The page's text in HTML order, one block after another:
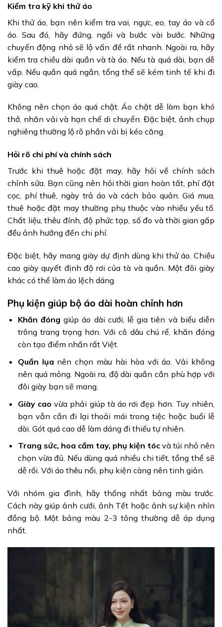
Kiểm tra kỹ khi thử áo
Khi thử áo, bạn nên kiểm tra vai, ngực, eo, tay áo và cổ
áo. Sau đó, hãy đứng, ngồi và bước vài bước. Những
chuyển động nhỏ sẽ lộ vấn đề rất nhanh. Ngoài ra, hãy
kiểm tra chiều dài quần và tà áo. Nếu tà quá dài, bạn dễ
vấp. Nếu quần quá ngắn, tổng thể sẽ kém tinh tế khi đi
giày cao.
Không nên chọn áo quá chật. Áo chật dễ làm bạn khó
thở, nhăn vải và hạn chế di chuyển. Đặc biệt, ảnh chụp
nghiêng thường lộ rõ phần vải bị kéo căng.
Hỏi rõ chi phí và chính sách
Trước khi thuê hoặc đặt may, hãy hỏi về chính sách
chỉnh sửa. Bạn cũng nên hỏi thời gian hoàn tất, phí đặt
cọc, phí thuê, ngày trả áo và cách bảo quản. Giá mua,
thuê hoặc đặt may thường phụ thuộc vào nhiều yếu tố.
Chất liệu, thêu đính, độ phức tạp, số đo và thời gian gấp
đều ảnh hưởng đến chi phí.
Đặc biệt, hãy mang giày dự định dùng khi thử áo. Chiều
cao giày quyết định độ rơi của tà và quần. Một đôi giày
khác có thể làm áo lệch dáng.
Phụ kiện giúp bộ áo dài hoàn chỉnh hơn
Khăn đóng giúp áo dài cưới, lễ gia tiên và biểu diễn
trông trang trọng hơn. Với cô dâu chú rể, khăn đóng
còn tạo điểm nhấn rất Việt.
Quần lụa nên chọn màu hài hòa với áo. Vải không
nên quá mỏng. Ngoài ra, độ dài quần cần phù hợp với
đôi giày bạn sẽ mang.
Giày cao vừa phải giúp tà áo rơi đẹp hơn. Tuy nhiên,
bạn vẫn cần đi lại thoải mái trong tiệc hoặc buổi lễ
dài. Gót quá cao dễ làm dáng đi thiếu tự nhiên.
Trang sức, hoa cầm tay, phụ kiện tócvà túi nhỏ nên
chọn vừa đủ. Nếu dùng quá nhiều chi tiết, tổng thể sẽ
dễ rối. Với áo thêu nổi, phụ kiện càng nên tinh giản.
Với nhóm gia đình, hãy thống nhất bảng màu trước.
Cách này giúp ảnh cưới, ảnh Tết hoặc ảnh sự kiện nhìn
đồng bộ. Một bảng màu 2-3 tông thường dễ áp dụng
nhất.